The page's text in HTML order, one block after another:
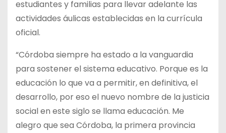
estudiantes y familias para llevar adelante las
actividades áulicas establecidas en la currícula
oficial.
“Córdoba siempre ha estado a la vanguardia
para sostener el sistema educativo. Porque es la
educación lo que va a permitir, en definitiva, el
desarrollo, por eso el nuevo nombre de la justicia
social en este siglo se llama educación. Me
alegro que sea Córdoba, la primera provincia